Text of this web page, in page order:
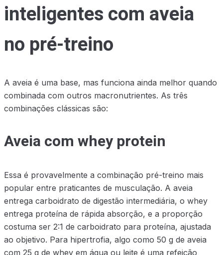
inteligentes com aveia
no pré-treino
A aveia é uma base, mas funciona ainda melhor quando
combinada com outros macronutrientes. As três
combinações clássicas são:
Aveia com whey protein
Essa é provavelmente a combinação pré-treino mais
popular entre praticantes de musculação. A aveia
entrega carboidrato de digestão intermediária, o whey
entrega proteína de rápida absorção, e a proporção
costuma ser 2:1 de carboidrato para proteína, ajustada
ao objetivo. Para hipertrofia, algo como 50 g de aveia
com 25 g de whey em água ou leite é uma refeição